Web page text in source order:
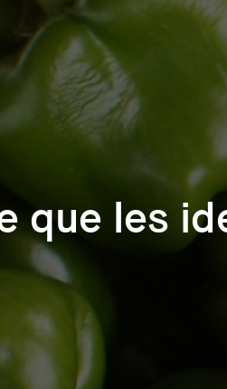
que les